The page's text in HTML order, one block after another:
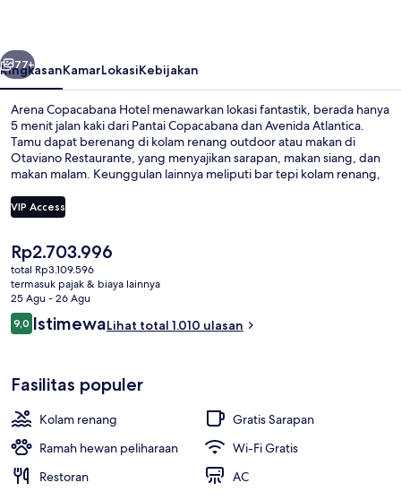
Berikutnya
77+
RingkasanKamarLokasiKebijakan
Arena Copacabana Hotel menawarkan lokasi fantastik, berada hanya
5 menit jalan kaki dari Pantai Copacabana dan Avenida Atlantica.
Tamu dapat berenang di kolam renang outdoor atau makan di
Otaviano Restaurante, yang menyajikan sarapan, makan siang, dan
makan malam. Keunggulan lainnya meliputi bar tepi kolam renang,
yang bagus dari para traveler. Properti ini berada dekat dengan
transportasi umum: Stasiun Cardeal Arcoverde berjarak 8 menit dan
VIP Access
Harga
saat
ini
Rp2.703.996
Rp2.703.996
total Rp3.109.596
termasuk pajak & biaya lainnya
25 Agu - 26 Agu
Ulasan
9,09,0 dari 10
IstimewaLihat total 1.010 ulasan
Fasilitas populer
Kolam renang
Gratis Sarapan
Ramah hewan peliharaan
Wi-Fi Gratis
Restoran
AC